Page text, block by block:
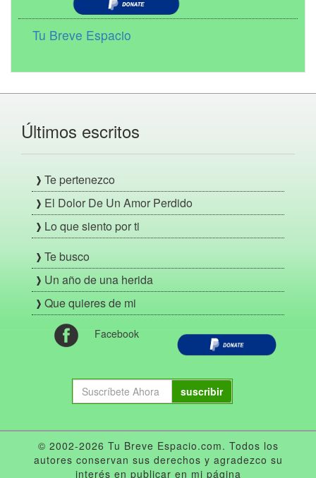
Tu Breve Espacio
Últimos escritos
Te pertenezco
El Dolor De Un Amor Perdido
Lo que siento por ti
Te busco
Un año de una herida
Que quieres de mi
Facebook
suscribir
© 2002-2026 Tu Breve Espacio.com. Todos los
autores conservan sus derechos y agradezco su
interés en publicar en mi página